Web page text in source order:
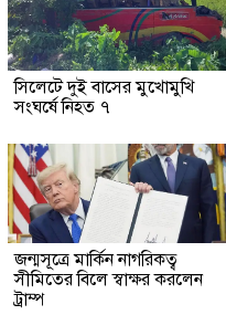
সিলেটে দুই বাসের মুখোমুখি
সংঘর্ষে নিহত ৭
জন্মসূত্রে মার্কিন নাগরিকত্ব
সীমিতের বিলে স্বাক্ষর করলেন
ট্রাম্প